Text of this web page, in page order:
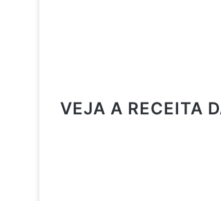
VEJA A RECEITA